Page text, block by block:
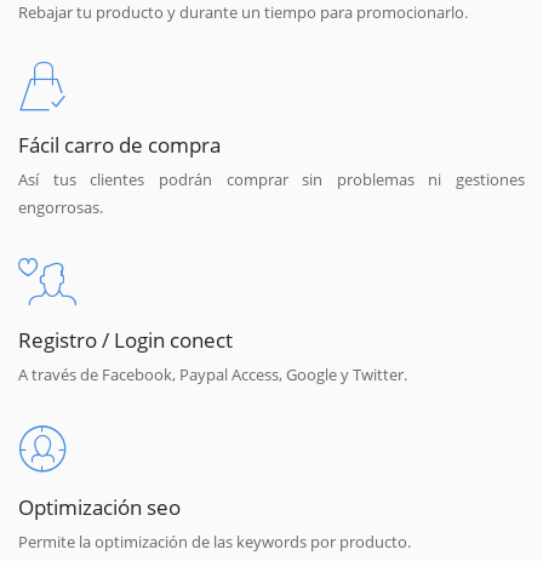
Rebajar tu producto y durante un tiempo para promocionarlo.
Fácil carro de compra
Así tus clientes podrán comprar sin problemas ni gestiones
engorrosas.
Registro / Login conect
A través de Facebook, Paypal Access, Google y Twitter.
Optimización seo
Permite la optimización de las keywords por producto.